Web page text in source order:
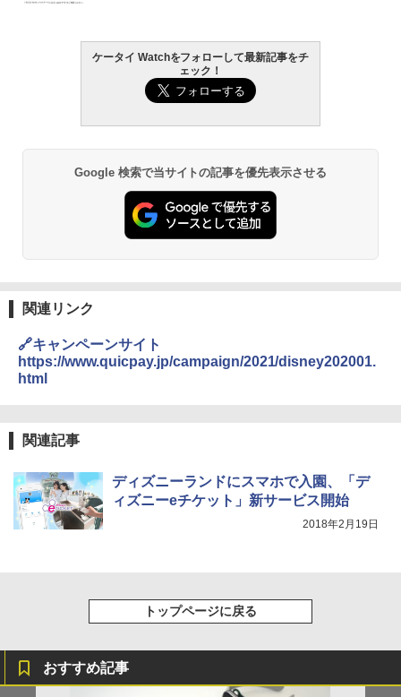
ケータイ Watchをフォローして最新記事をチ
ェック！
Google 検索で当サイトの記事を優先表示させる
関連リンク
🔗キャンペーンサイト
https://www.quicpay.jp/campaign/2021/disney202001.
html
関連記事
ディズニーランドにスマホで入園、「デ
ィズニーeチケット」新サービス開始
2018年2月19日
トップページに戻る
おすすめ記事